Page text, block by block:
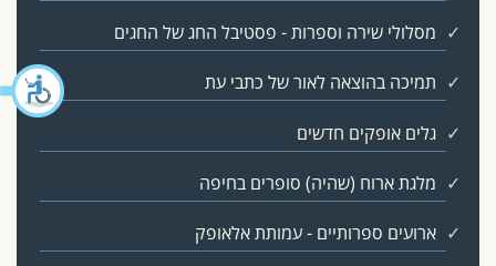
מסלולי שירה וספרות - פסטיבל החג של החגים
תמיכה בהוצאה לאור של כתבי עת
גלים אופקים חדשים
מלגת ארוח (שהיה) סופרים בחיפה
ארועים ספרותיים - עמותת אלאופק